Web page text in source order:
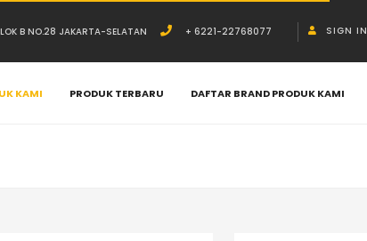
B NO.28 JAKARTA-SELATAN + 6221-22768077 SIGN IN
KAMI PRODUK TERBARU DAFTAR BRAND PRODUK KAMI